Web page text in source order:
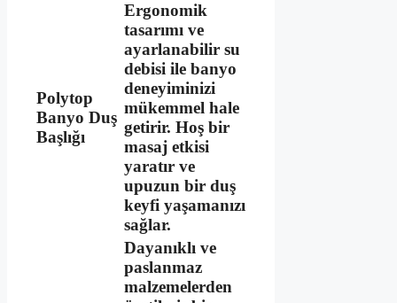
Polytop
Banyo Duş
Başlığı
Ergonomik
tasarımı ve
ayarlanabilir su
debisi ile banyo
deneyiminizi
mükemmel hale
getirir. Hoş bir
masaj etkisi
yaratır ve
upuzun bir duş
keyfi yaşamanızı
sağlar.
Dayanıklı ve
paslanmaz
malzemelerden